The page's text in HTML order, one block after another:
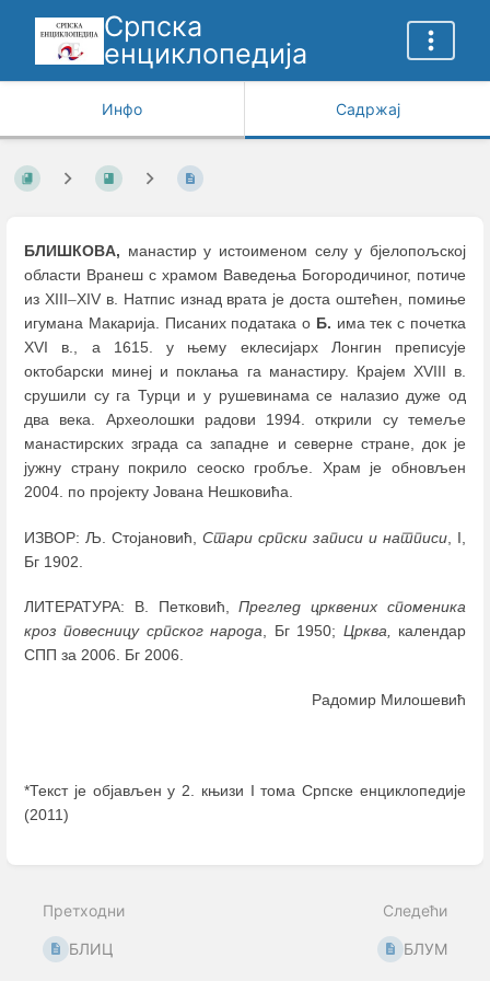
Српска
енциклопедија
Инфо Садржај
БЛИШКОВA, манастир у истоименом селу у бјелопољској
области Вранеш с храмом Ваведења Богородичиног, потиче
из XIII–XIV в. Натпис изнад врата је доста оштећен, помиње
игумана Макарија. Писаних података о Б. има тек с почетка
XVI в., а 1615. у њему еклесијарх Лонгин преписује
октобарски минеј и поклања га манастиру. Крајем XVIII в.
срушили су га Турци и у рушевинама се налазио дуже од
два века. Археолошки радови 1994. открили су темеље
манастирских зграда са западне и северне стране, док је
јужну страну покрило сеоско гробље. Храм је обновљен
2004. по пројекту Јована Нешковића.
ИЗВОР: Љ. Стојановић, Стари српски записи и натписи , I,
Бг 1902.
ЛИТЕРАТУРА: В. Петковић,Преглед црквених споменика
кроз повесницу српског народа , Бг 1950; Црква,
календар
СПП за 2006. Бг 2006.
Радомир Милошевић
*Текст је објављен у 2. књизи I тома Српске енциклопедије
(2011)
mode
Претходни
БЛИЦ
Следећи
БЛУМ